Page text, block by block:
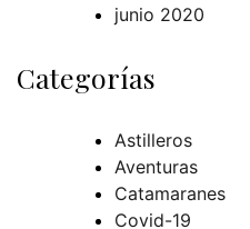
junio 2020
Categorías
Astilleros
Aventuras
Catamaranes
Covid-19